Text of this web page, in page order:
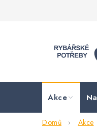
Akce
Domů Akce